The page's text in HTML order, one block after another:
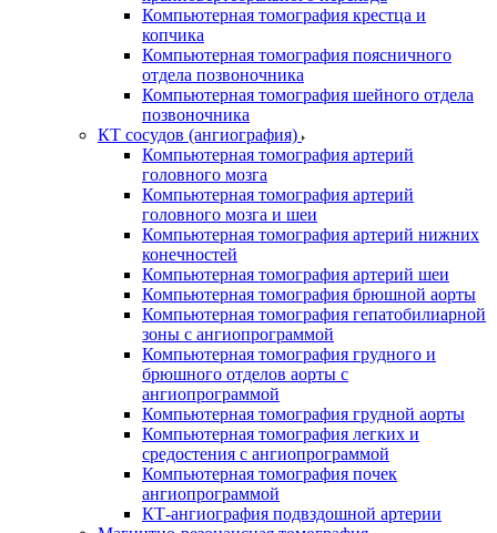
Компьютерная томография крестца и
копчика
Компьютерная томография поясничного
отдела позвоночника
Компьютерная томография шейного отдела
позвоночника
КТ сосудов (ангиография)
Компьютерная томография артерий
головного мозга
Компьютерная томография артерий
головного мозга и шеи
Компьютерная томография артерий нижних
конечностей
Компьютерная томография артерий шеи
Компьютерная томография брюшной аорты
Компьютерная томография гепатобилиарной
зоны с ангиопрограммой
Компьютерная томография грудного и
брюшного отделов аорты с
ангиопрограммой
Компьютерная томография грудной аорты
Компьютерная томография легких и
средостения с ангиопрограммой
Компьютерная томография почек
ангиопрограммой
КТ-ангиография подвздошной артерии